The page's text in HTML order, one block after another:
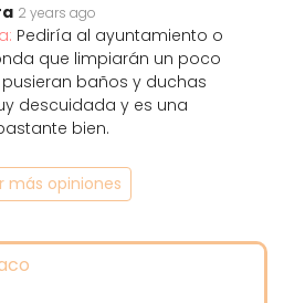
2 years ago
Pediría al ayuntamiento o
que limpiarán un poco
baños y duchas
descuidada y es una
bien.
más opiniones